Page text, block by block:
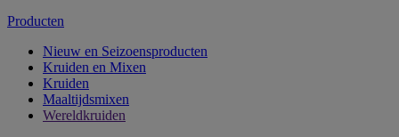
Producten
Nieuw en Seizoensproducten
Kruiden en Mixen
Kruiden
Maaltijdsmixen
Wereldkruiden